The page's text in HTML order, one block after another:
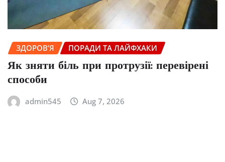
ЗДОРОВ’Я ПОРАДИ ТА ЛАЙФХАКИ
Як зняти біль при протрузії: перевірені
способи
admin545 Aug 7, 2026